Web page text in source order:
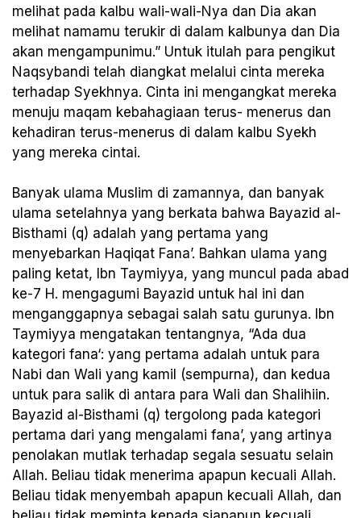
melihat pada kalbu wali-wali-Nya dan Dia akan
melihat namamu terukir di dalam kalbunya dan Dia
akan mengampunimu.” Untuk itulah para pengikut
Naqsybandi telah diangkat melalui cinta mereka
terhadap Syekhnya. Cinta ini mengangkat mereka
menuju maqam kebahagiaan terus- menerus dan
kehadiran terus-menerus di dalam kalbu Syekh
yang mereka cintai.
Banyak ulama Muslim di zamannya, dan banyak
ulama setelahnya yang berkata bahwa Bayazid al-
Bisthami (q) adalah yang pertama yang
menyebarkan Haqiqat Fana’. Bahkan ulama yang
paling ketat, Ibn Taymiyya, yang muncul pada abad
ke-7 H. mengagumi Bayazid untuk hal ini dan
menganggapnya sebagai salah satu gurunya. Ibn
Taymiyya mengatakan tentangnya, “Ada dua
kategori fana‘: yang pertama adalah untuk para
Nabi dan Wali yang kamil (sempurna), dan kedua
untuk para salik di antara para Wali dan Shalihiin.
Bayazid al-Bisthami (q) tergolong pada kategori
pertama dari yang mengalami fana’, yang artinya
penolakan mutlak terhadap segala sesuatu selain
Allah. Beliau tidak menerima apapun kecuali Allah.
Beliau tidak menyembah apapun kecuali Allah, dan